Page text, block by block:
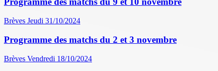
Brèves Jeudi 31/10/2024
Programme des matchs du 2 et 3 novembre
Brèves Vendredi 18/10/2024